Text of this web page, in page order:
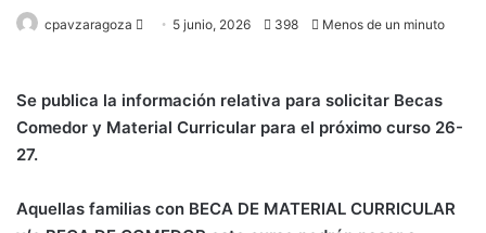
cpavzaragoza
Send 5 junio, 2026 398 Menos de un minuto
Se publica la información relativa para solicitar Becas
Comedor y Material Curricular para el próximo curso 26-
27.
Aquellas familias con BECA DE MATERIAL CURRICULAR